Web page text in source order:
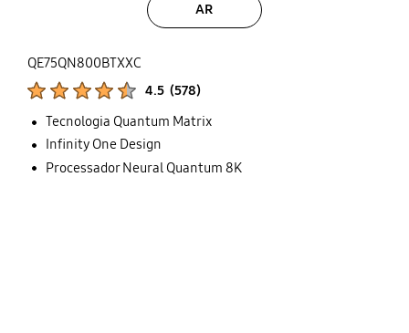
AR
QE75QN800BTXXC
4.5 (578)
Tecnologia Quantum Matrix
Infinity One Design
Processador Neural Quantum 8K